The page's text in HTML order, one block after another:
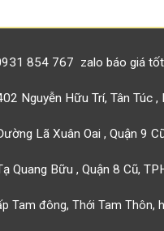
854 767 zalo báo giá
Nguyễn Hữu Trí, Tân Túc ,
Lã Xuân Oai , Quận 9
Quang Bữu , Quận 8 Cũ,
Tam đông, Thới Tam Thôn,